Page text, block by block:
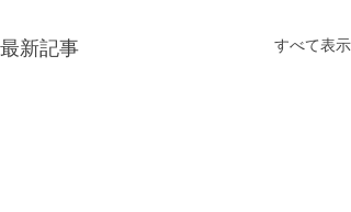
最新記事 すべて表示